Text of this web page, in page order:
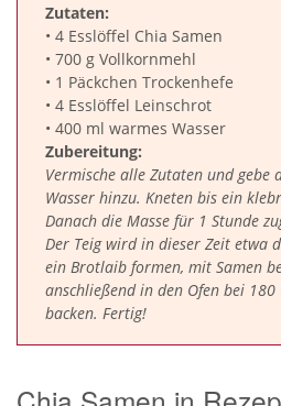
Zutaten:
• 4 Esslöffel Chia Samen
• 700 g Vollkornmehl
• 1 Päckchen Trockenhefe
• 4 Esslöffel Leinschrot
• 400 ml warmes Wasser
Zubereitung:
Vermische alle Zutaten und gebe
Wasser hinzu. Kneten bis ein
Danach die Masse für 1 Stunde
Der Teig wird in dieser Zeit etwa
ein Brotlaib formen, mit Samen
anschließend in den Ofen bei
backen. Fertig!